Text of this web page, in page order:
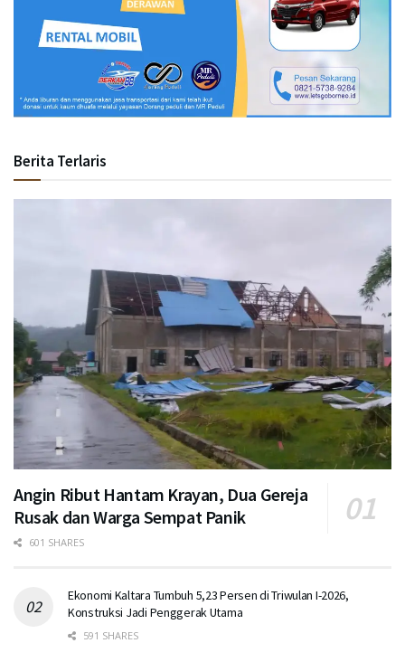
Berita Terlaris
Angin Ribut Hantam Krayan, Dua Gereja
Rusak dan Warga Sempat Panik
601 SHARES
Ekonomi Kaltara Tumbuh 5,23 Persen di Triwulan I-2026,
Konstruksi Jadi Penggerak Utama
591 SHARES